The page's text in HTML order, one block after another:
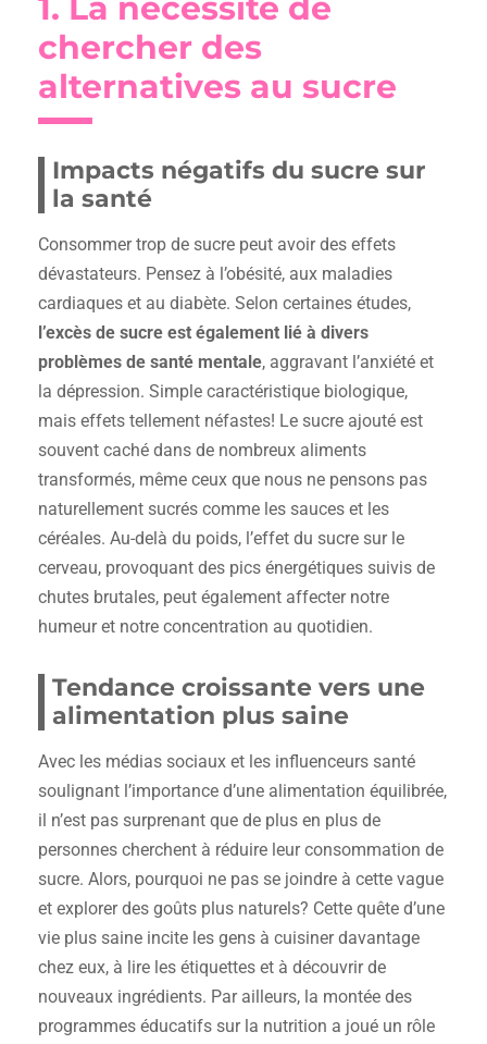
1. La nécessité de
chercher des
alternatives au sucre
Impacts négatifs du sucre sur
la santé
Consommer trop de sucre peut avoir des effets
dévastateurs. Pensez à l’obésité, aux maladies
cardiaques et au diabète. Selon certaines études,
l’excès de sucre est également lié à divers
problèmes de santé mentale, aggravant l’anxiété et
la dépression. Simple caractéristique biologique,
mais effets tellement néfastes! Le sucre ajouté est
souvent caché dans de nombreux aliments
transformés, même ceux que nous ne pensons pas
naturellement sucrés comme les sauces et les
céréales. Au-delà du poids, l’effet du sucre sur le
cerveau, provoquant des pics énergétiques suivis de
chutes brutales, peut également affecter notre
humeur et notre concentration au quotidien.
Tendance croissante vers une
alimentation plus saine
Avec les médias sociaux et les influenceurs santé
soulignant l’importance d’une alimentation équilibrée,
il n’est pas surprenant que de plus en plus de
personnes cherchent à réduire leur consommation de
sucre. Alors, pourquoi ne pas se joindre à cette vague
et explorer des goûts plus naturels? Cette quête d’une
vie plus saine incite les gens à cuisiner davantage
chez eux, à lire les étiquettes et à découvrir de
nouveaux ingrédients. Par ailleurs, la montée des
programmes éducatifs sur la nutrition a joué un rôle